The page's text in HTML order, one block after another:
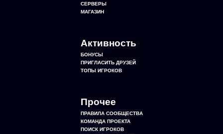
СЕРВЕРЫ
МАГАЗИН
Активность
БОНУСЫ
ПРИГЛАСИТЬ ДРУЗЕЙ
ТОПЫ ИГРОКОВ
Прочее
ПРАВИЛА СООБЩЕСТВА
КОМАНДА ПРОЕКТА
ПОИСК ИГРОКОВ